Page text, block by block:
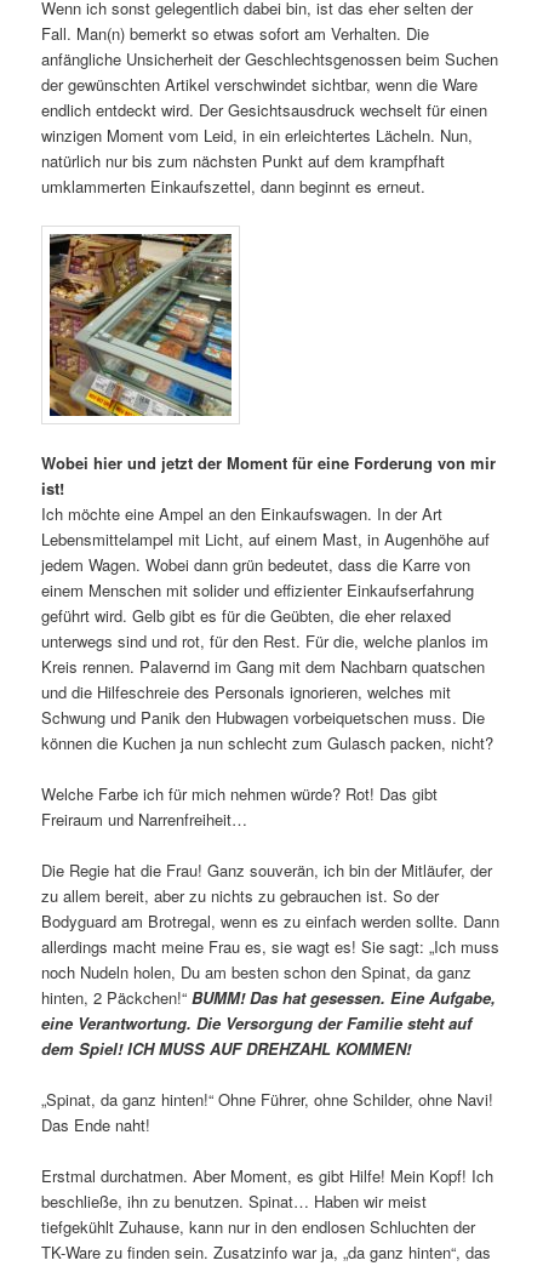
Wenn ich sonst gelegentlich dabei bin, ist das eher selten der
Fall. Man(n) bemerkt so etwas sofort am Verhalten. Die
anfängliche Unsicherheit der Geschlechtsgenossen beim Suchen
der gewünschten Artikel verschwindet sichtbar, wenn die Ware
endlich entdeckt wird. Der Gesichtsausdruck wechselt für einen
winzigen Moment vom Leid, in ein erleichtertes Lächeln. Nun,
natürlich nur bis zum nächsten Punkt auf dem krampfhaft
umklammerten Einkaufszettel, dann beginnt es erneut.
Wobei hier und jetzt der Moment für eine Forderung von mir
ist!
Ich möchte eine Ampel an den Einkaufswagen. In der Art
Lebensmittelampel mit Licht, auf einem Mast, in Augenhöhe auf
jedem Wagen. Wobei dann grün bedeutet, dass die Karre von
einem Menschen mit solider und effizienter Einkaufserfahrung
geführt wird. Gelb gibt es für die Geübten, die eher relaxed
unterwegs sind und rot, für den Rest. Für die, welche planlos im
Kreis rennen. Palavernd im Gang mit dem Nachbarn quatschen
und die Hilfeschreie des Personals ignorieren, welches mit
Schwung und Panik den Hubwagen vorbeiquetschen muss. Die
können die Kuchen ja nun schlecht zum Gulasch packen, nicht?
Welche Farbe ich für mich nehmen würde? Rot! Das gibt
Freiraum und Narrenfreiheit…
Die Regie hat die Frau! Ganz souverän, ich bin der Mitläufer, der
zu allem bereit, aber zu nichts zu gebrauchen ist. So der
Bodyguard am Brotregal, wenn es zu einfach werden sollte. Dann
allerdings macht meine Frau es, sie wagt es! Sie sagt: „Ich muss
noch Nudeln holen, Du am besten schon den Spinat, da ganz
hinten, 2 Päckchen!“ BUMM! Das hat gesessen. Eine Aufgabe,
eine Verantwortung. Die Versorgung der Familie steht auf
dem Spiel! ICH MUSS AUF DREHZAHL KOMMEN!
„Spinat, da ganz hinten!“ Ohne Führer, ohne Schilder, ohne Navi!
Das Ende naht!
Erstmal durchatmen. Aber Moment, es gibt Hilfe! Mein Kopf! Ich
beschließe, ihn zu benutzen. Spinat… Haben wir meist
tiefgekühlt Zuhause, kann nur in den endlosen Schluchten der
TK-Ware zu finden sein. Zusatzinfo war ja, „da ganz hinten“, das